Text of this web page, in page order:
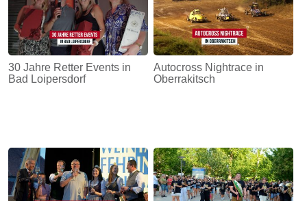
30 Jahre Retter Events in
Bad Loipersdorf
Autocross Nightrace in
Oberrakitsch